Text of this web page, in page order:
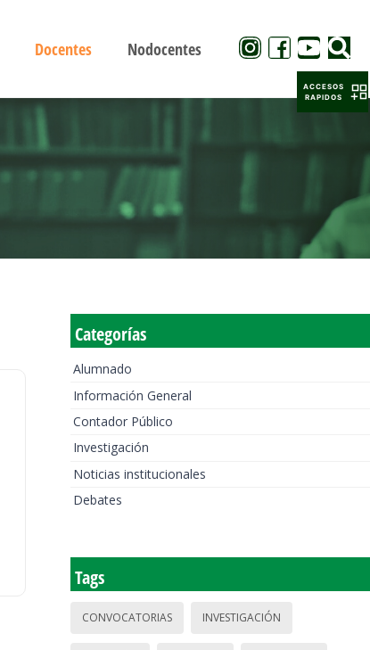
Docentes Nodocentes
Categorías
Alumnado
Información General
Contador Público
Investigación
Noticias institucionales
Debates
Tags
CONVOCATORIAS INVESTIGACIÓN
ACCESOS
RAPIDOS